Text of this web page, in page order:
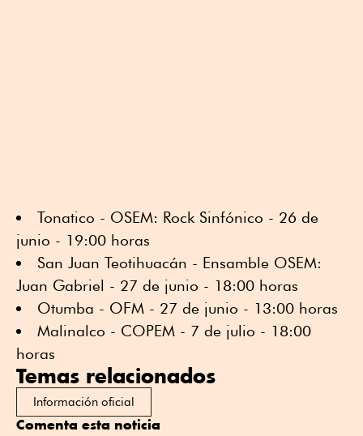
Tonatico - OSEM: Rock Sinfónico - 26 de
junio - 19:00 horas
San Juan Teotihuacán - Ensamble OSEM:
Juan Gabriel - 27 de junio - 18:00 horas
⁠⁠Otumba - OFM - 27 de junio - 13:00 horas
⁠⁠Malinalco - COPEM - 7 de julio - 18:00
horas
Temas relacionados
Información oficial
Comenta esta noticia